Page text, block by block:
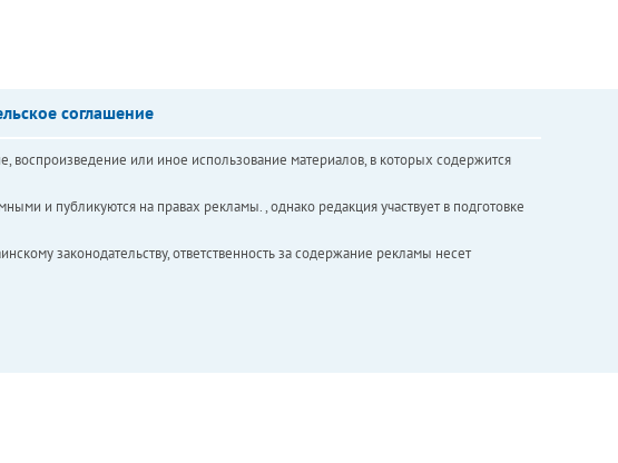
соглашение
воспроизведение или иное использование материалов, в которых содержится
и публикуются на правах рекламы. , однако редакция участвует в подготовке
законодательству, ответственность за содержание рекламы несет